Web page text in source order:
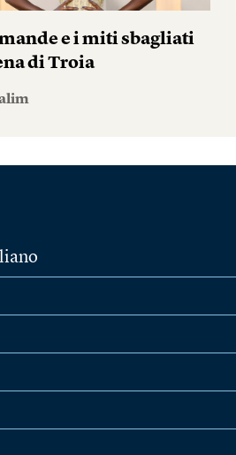
e i miti sbagliati
di Troia